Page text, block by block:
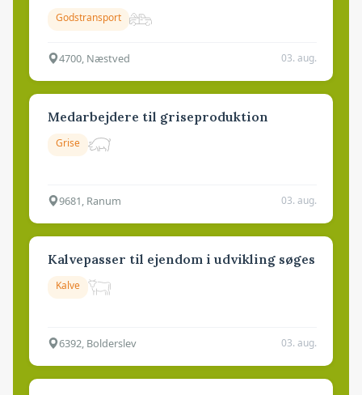
Godstransport
4700, Næstved 03. aug.
Medarbejdere til griseproduktion
Grise
9681, Ranum 03. aug.
Kalvepasser til ejendom i udvikling søges
Kalve
6392, Bolderslev 03. aug.